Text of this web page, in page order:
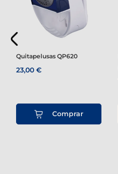
Quitapelusas QP620
23,00 €
Comprar